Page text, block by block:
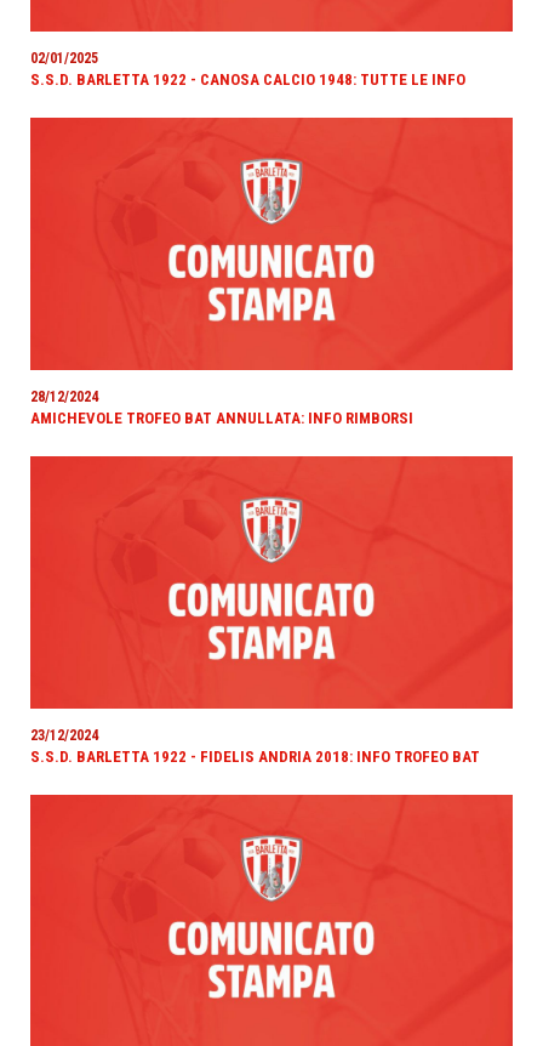
02/01/2025
S.S.D. BARLETTA 1922 - CANOSA CALCIO 1948: TUTTE LE INFO
28/12/2024
AMICHEVOLE TROFEO BAT ANNULLATA: INFO RIMBORSI
23/12/2024
S.S.D. BARLETTA 1922 - FIDELIS ANDRIA 2018: INFO TROFEO BAT